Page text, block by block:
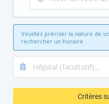
Veuillez préciser la nature de
rechercher un horaire
Critères